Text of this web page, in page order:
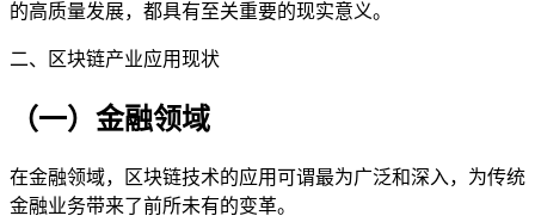
的高质量发展，都具有至关重要的现实意义。
二、区块链产业应用现状
（一）金融领域
在金融领域，区块链技术的应用可谓最为广泛和深入，为传统
金融业务带来了前所未有的变革。